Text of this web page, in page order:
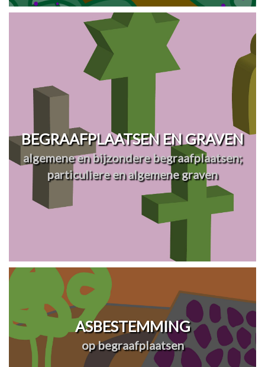
BEGRAAFPLAATSEN EN GRAVEN
algemene en bijzondere begraafplaatsen;
particuliere en algemene graven
ASBESTEMMING
op begraafplaatsen